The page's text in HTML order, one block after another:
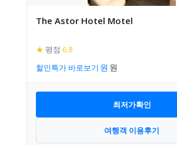
The Astor Hotel Motel
★ 평점 6.8
할인특가 바로보기
최저가확인
여행객 이용후기